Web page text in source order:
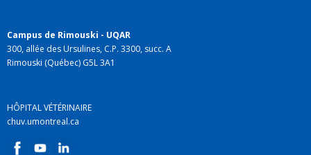
Campus de Rimouski - UQAR
300, allée des Ursulines, C.P. 3300, succ. A
Rimouski (Québec) G5L 3A1
HÔPITAL VÉTÉRINAIRE
chuv.umontreal.ca